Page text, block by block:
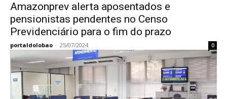
Amazonprev alerta aposentados e
pensionistas pendentes no Censo
Previdenciário para o fim do prazo
portaldolobao - 25/07/2024 0